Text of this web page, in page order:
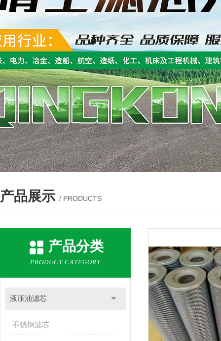
产品展示 / PRODUCTS
产品分类
PRODUCT CATEGORY
液压油滤芯
不锈钢滤芯